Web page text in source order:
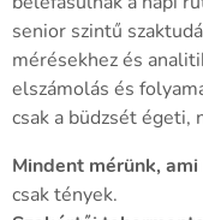
senior szintű
mérésekhez és
elszámolás és
csak a büdzsét
Mindent mérünk,
csak tények.